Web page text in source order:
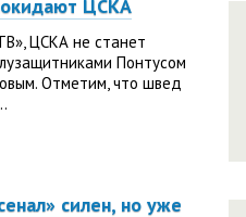
ЦСКА
ЦСКА не станет
Понтусом
Отметим, что швед
силен, но уже